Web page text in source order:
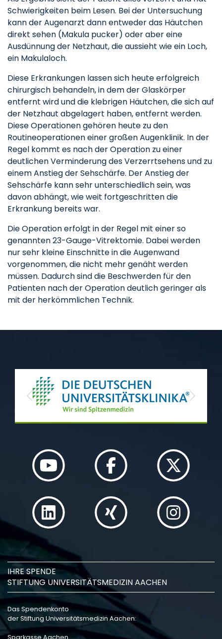
Schwierigkeiten beim Lesen. Bei der Untersuchung
kann der Augenarzt dann entweder das Häutchen
direkt sehen (Makula pucker) oder aber eine
Ausdünnung der Netzhaut, die aussieht wie ein Loch,
ein Makulaloch.
Diese Erkrankungen lassen sich heute erfolgreich
chirurgisch behandeln, in dem der Glaskörper
entfernt wird und die klebrigen Häutchen, die sich auf
der Netzhaut abgelagert haben, entfernt werden.
Diese Operationen gehören heute zu den
Routineoperationen einer großen Augenklinik. In der
Regel kommt es nach der Operation zu einer
deutlichen Verminderung des Verzerrtsehens und zu
einem Anstieg der Sehschärfe. Der Anstieg der
Sehschärfe kann sehr unterschiedlich sein, was
davon abhängt, wie weit fortgeschritten die
Erkrankung bereits war.
Die Operation erfolgt in der Regel mit einer so
genannten 23-Gauge-Vitrektomie. Dabei werden
nur sehr kleine Einschnitte in die Augenwand
vorgenommen, die nicht mehr genäht werden
müssen. Dadurch sind die Beschwerden für den
Patienten nach der Operation deutlich geringer als
mit der herkömmlichen Technik.
Previous Next
IHRE SPENDE
STIFTUNG UNIVERSITÄTSMEDIZIN AACHEN
Das Spendenkonto
der Stiftung Universitätsmedizin Aachen:
Sparkasse Aachen